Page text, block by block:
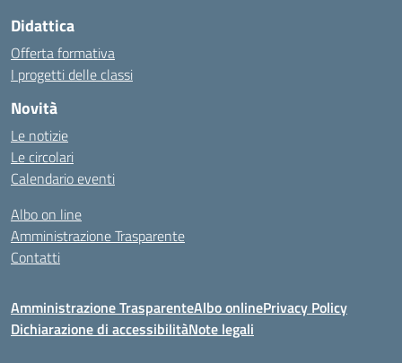
Didattica
Offerta formativa
I progetti delle classi
Novità
Le notizie
Le circolari
Calendario eventi
Albo on line
Amministrazione Trasparente
Contatti
Amministrazione TrasparenteAlbo onlinePrivacy Policy
Dichiarazione di accessibilitàNote legali